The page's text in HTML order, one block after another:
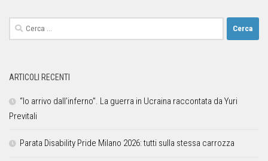
ARTICOLI RECENTI
“Io arrivo dall’inferno”. La guerra in Ucraina raccontata da Yuri
Previtali
Parata Disability Pride Milano 2026: tutti sulla stessa carrozza